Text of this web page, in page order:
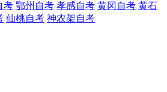
考 鄂州自考 孝感自考 黄冈自考 黄石
仙桃自考 神农架自考